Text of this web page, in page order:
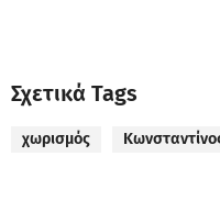
Σχετικά Tags
χωρισμός